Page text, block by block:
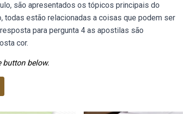
são apresentados os tópicos principais do
todas estão relacionadas a coisas que podem ser
para pergunta 4 as apostilas são
cor.
button below.